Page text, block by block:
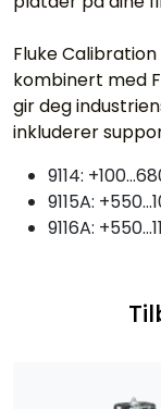
Fluke
kombinert med
gir deg
inkluderer
9114:
9115A:
9116A: